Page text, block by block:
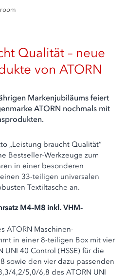
Qualität – neue
von ATORN
Markenjubiläums feiert
ATORN nochmals mit
„Leistung braucht Qualität“
Bestseller-Werkzeuge zum
in einer besonderen
33-teiligen universalen
Textiltasche an.
M4–M8 inkl. VHM-
ATORN Maschinen-
in einer 8-teiligen Box mit vier
UNI 40 Control (HSSE) für die
sowie den vier dazu passenden
4,2/5,0/6,8 des ATORN UNI